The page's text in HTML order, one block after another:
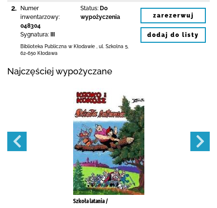
2.
Numer
inwentarzowy:
048304
Sygnatura:
Status: Do
wypożyczenia
Biblioteka Publiczna w Kłodawie ul. Szkolna 5
62-650 Kłodawa
zarezerwuj
dodaj do listy
Najczęściej wypożyczane
Szkoła latania /